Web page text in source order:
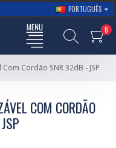
PORTUGUÊS
0
Cordão SNR 32dB - JSP
COM CORDÃO